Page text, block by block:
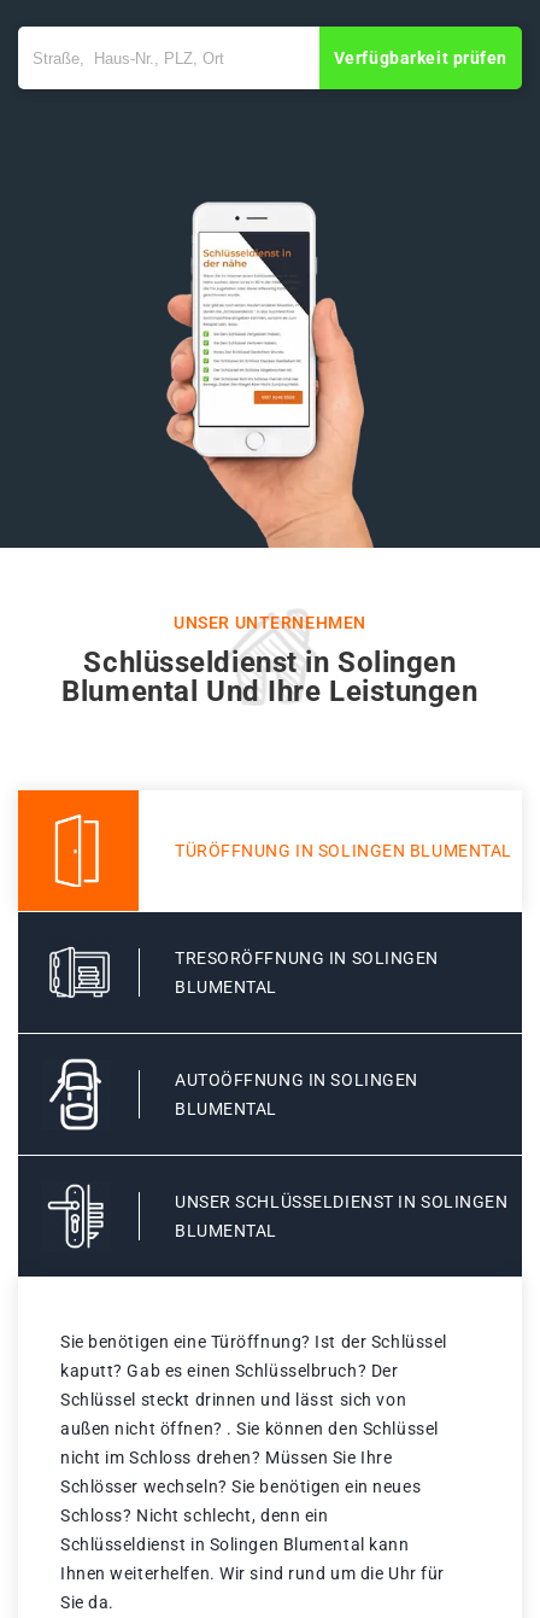
Verfügbarkeit prüfen
UNSER UNTERNEHMEN
Schlüsseldienst in Solingen
Blumental Und Ihre Leistungen
TÜRÖFFNUNG IN SOLINGEN BLUMENTAL
TRESORÖFFNUNG IN SOLINGEN
BLUMENTAL
AUTOÖFFNUNG IN SOLINGEN
BLUMENTAL
UNSER SCHLÜSSELDIENST IN SOLINGEN
BLUMENTAL
Sie benötigen eine Türöffnung? Ist der Schlüssel
kaputt? Gab es einen Schlüsselbruch? Der
Schlüssel steckt drinnen und lässt sich von
außen nicht öffnen? . Sie können den Schlüssel
nicht im Schloss drehen? Müssen Sie Ihre
Schlösser wechseln? Sie benötigen ein neues
Schloss? Nicht schlecht, denn ein
Schlüsseldienst in Solingen Blumental kann
Ihnen weiterhelfen. Wir sind rund um die Uhr für
Sie da.